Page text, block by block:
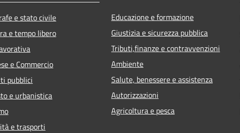
e stato civile
e tempo libero
e Commercio
pubblici
e urbanistica
e trasporti
Educazione e formazione
Giustizia e sicurezza pubblica
Tributi,finanze e contravvenzioni
Ambiente
Salute, benessere e assistenza
Autorizzazioni
Agricoltura e pesca